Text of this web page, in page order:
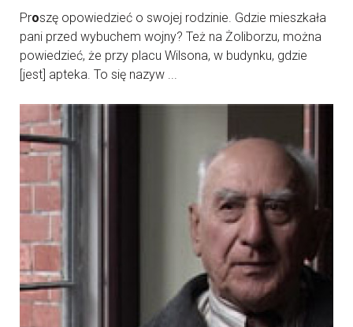
Proszę opowiedzieć o swojej rodzinie. Gdzie mieszkała
pani przed wybuchem wojny? Też na Żoliborzu, można
powiedzieć, że przy placu Wilsona, w budynku, gdzie
[jest] apteka. To się nazyw ...